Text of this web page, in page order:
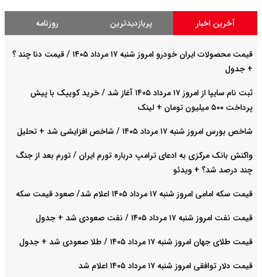
آخرین اخبار پربازدیدترین روزنامه
قیمت محصولات ایران خودرو امروز شنبه ۱۷ مرداد ۱۴۰۵ / قیمت دنا چند ؟
+ جدول
ثبت نام سایپا از امروز ۱۷ مرداد ۱۴۰۵ آغاز شد / خرید کوییک با پیش
پرداخت ۵۰۰ میلیون تومان + لینک
شاخص بورس امروز شنبه ۱۷ مرداد ۱۴۰۵ / شاخص افزایشی شد + تحلیل
واکنش بانک مرکزی به ادعای ترامپ درباره تورم ایران / تورم بعد از جنگ
چند درصد شد؟ + ویدئو
قیمت سکه امامی امروز شنبه ۱۷ مرداد ۱۴۰۵ اعلام شد/ صعود قیمت سکه
قیمت نفت امروز شنبه ۱۷ مرداد ۱۴۰۵ / نفت صعودی شد + جدول
قیمت طلای جهان امروز شنبه ۱۷ مرداد ۱۴۰۵ / طلا صعودی شد + جدول
قیمت دلار توافقی امروز شنبه ۱۷ مرداد ۱۴۰۵ اعلام شد